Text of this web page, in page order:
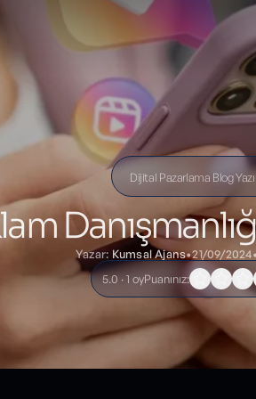
Dijital Pazarlama Blog
Yazar: Kumsal Ajans•21/09/2024•
5.0 · 1 oyPuanınız: